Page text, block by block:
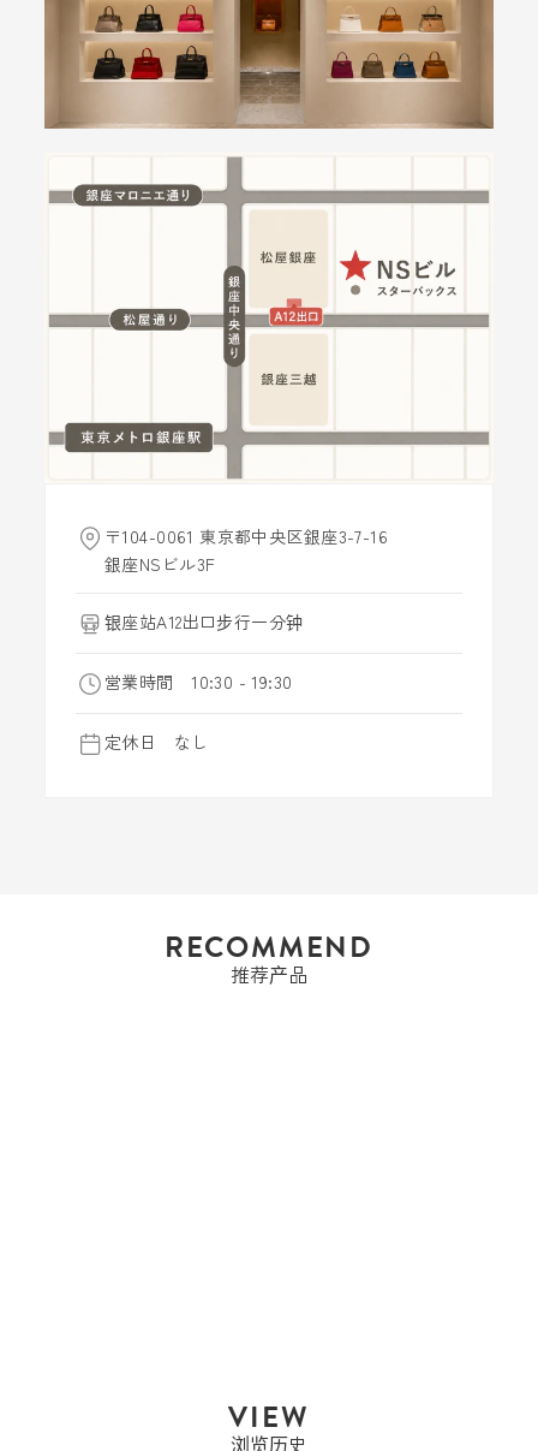
〒104-0061 東京都中央区銀座3-7-16
銀座NSビル3F
银座站A12出口步行一分钟
営業時間 10:30 - 19:30
定休日 なし
RECOMMEND
推荐产品
VIEW